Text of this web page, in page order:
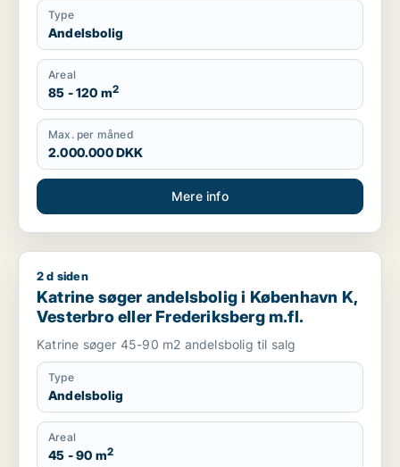
Type
Andelsbolig
Areal
85 - 120 m2
Max. per måned
2.000.000 DKK
Mere info
Katrine søger andelsbolig i København K, Vesterbro eller
2 d siden
Katrine søger andelsbolig i København K,
Vesterbro eller Frederiksberg m.fl.
Katrine søger 45-90 m2 andelsbolig til salg
Type
Andelsbolig
Areal
45 - 90 m2